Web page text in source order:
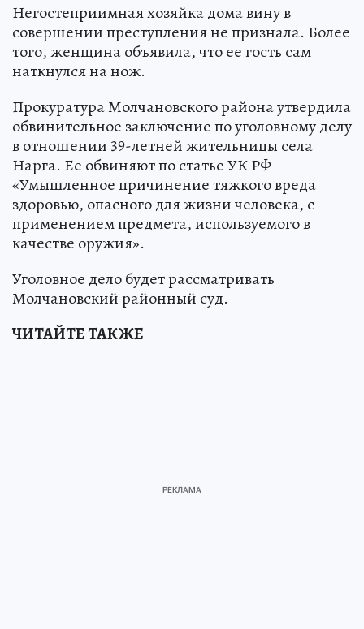
Негостеприимная хозяйка дома вину в
совершении преступления не признала. Более
того, женщина объявила, что ее гость сам
наткнулся на нож.
Прокуратура Молчановского района утвердила
обвинительное заключение по уголовному делу
в отношении 39-летней жительницы села
Нарга. Ее обвиняют по статье УК РФ
«Умышленное причинение тяжкого вреда
здоровью, опасного для жизни человека, с
применением предмета, используемого в
качестве оружия».
Уголовное дело будет рассматривать
Молчановский районный суд.
ЧИТАЙТЕ ТАКЖЕ